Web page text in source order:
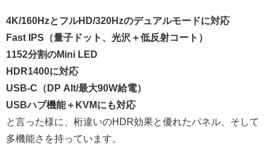
4K/160HzとフルHD/320Hzのデュアルモードに対応
Fast IPS（量子ドット、光沢＋低反射コート）
1152分割のMini LED
HDR1400に対応
USB-C（DP Alt/最大90W給電）
USBハブ機能＋KVMにも対応
と言った様に、桁違いのHDR効果と優れたパネル、そして
多機能さを持っています。